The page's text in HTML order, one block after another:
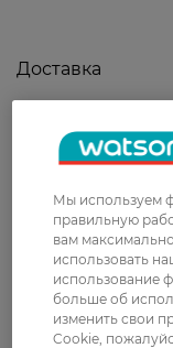
Доставка
В
Укрпочта
Стоимость
доставка от
Забрать
Стоимость
Мы используем
правильную
вам
использовать
использование
больше об
изменить свои
Cookie,